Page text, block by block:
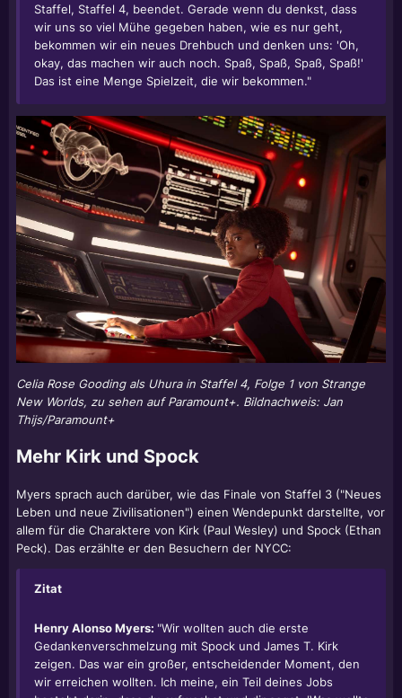
Staffel, Staffel 4, beendet. Gerade wenn du denkst, dass
wir uns so viel Mühe gegeben haben, wie es nur geht,
bekommen wir ein neues Drehbuch und denken uns: 'Oh,
okay, das machen wir auch noch. Spaß, Spaß, Spaß, Spaß!'
Das ist eine Menge Spielzeit, die wir bekommen."
Celia Rose Gooding als Uhura in Staffel 4, Folge 1 von Strange
New Worlds, zu sehen auf Paramount+. Bildnachweis: Jan
Thijs/Paramount+
Mehr Kirk und Spock
Myers sprach auch darüber, wie das Finale von Staffel 3 ("Neues
Leben und neue Zivilisationen") einen Wendepunkt darstellte, vor
allem für die Charaktere von Kirk (Paul Wesley) und Spock (Ethan
Peck). Das erzählte er den Besuchern der NYCC:
Zitat
Henry Alonso Myers: "Wir wollten auch die erste
Gedankenverschmelzung mit Spock und James T. Kirk
zeigen. Das war ein großer, entscheidender Moment, den
wir erreichen wollten. Ich meine, ein Teil deines Jobs